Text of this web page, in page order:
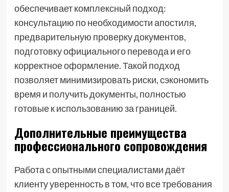
обеспечивает комплексный подход:
консультацию по необходимости апостиля,
предварительную проверку документов,
подготовку официального перевода и его
корректное оформление. Такой подход
позволяет минимизировать риски, сэкономить
время и получить документы, полностью
готовые к использованию за границей.
Дополнительные преимущества
профессионального сопровождения
Работа с опытными специалистами даёт
клиенту уверенность в том, что все требования